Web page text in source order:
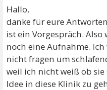
Hallo,
danke für eure
ist ein Vorgespräch.
noch eine Aufnahme.
nicht fragen um
weil ich nicht weiß ob
Idee in diese Klinik zu